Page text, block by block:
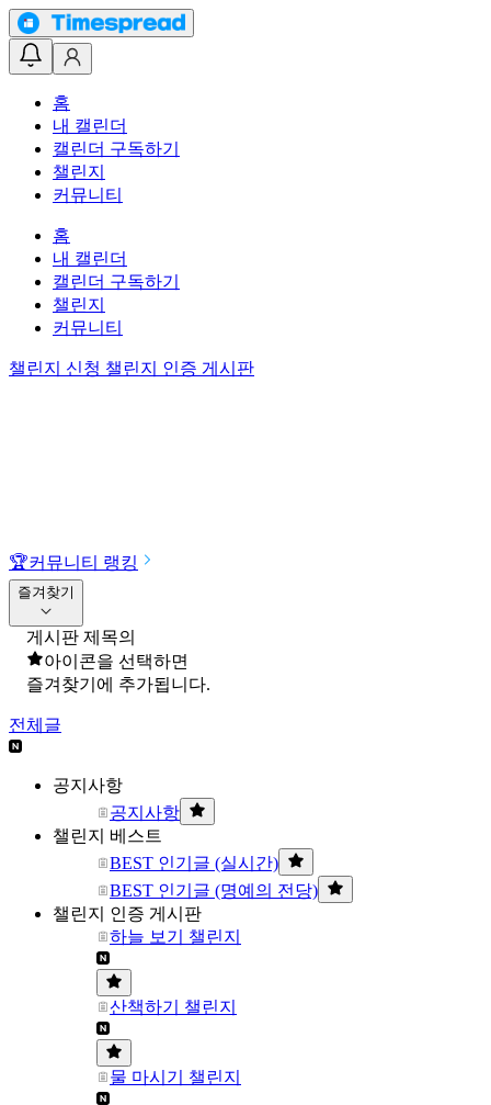
홈
내 캘린더
캘린더 구독하기
챌린지
커뮤니티
홈
내 캘린더
캘린더 구독하기
챌린지
커뮤니티
챌린지 신청 챌린지 인증 게시판
🏆커뮤니티 랭킹
즐겨찾기
게시판 제목의
아이콘을 선택하면
즐겨찾기에 추가됩니다.
전체글
공지사항
공지사항
챌린지 베스트
BEST 인기글 (실시간)
BEST 인기글 (명예의 전당)
챌린지 인증 게시판
하늘 보기 챌린지
산책하기 챌린지
물 마시기 챌린지